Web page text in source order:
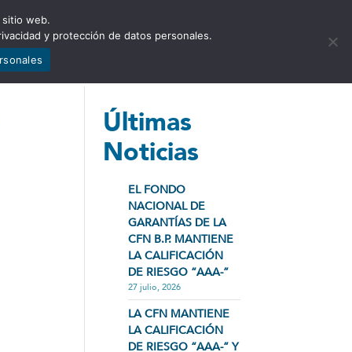
NOTICIAS CONTÁCTENOS
Últimas
Noticias
EL FONDO
NACIONAL DE
GARANTÍAS DE LA
CFN B.P. MANTIENE
LA CALIFICACIÓN
DE RIESGO “AAA-”
27 julio, 2026
LA CFN MANTIENE
LA CALIFICACIÓN
DE RIESGO “AAA-” Y
sitio web.
y protección de datos personales.